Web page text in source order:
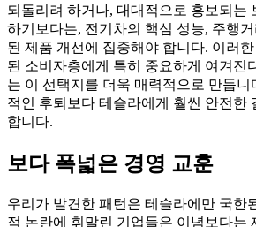
되돌리려 하거나, 대대적으로 홍보되는
하기보다는, 전기차의 핵심 성능, 주행
된 제품 개선에 집중해야 합니다. 이러
된 소비자층에게 특히 중요하게 여겨진
는 이 선택지를 더욱 매력적으로 만듭니
적인 후퇴보다 테슬라에게 훨씬 안전한
합니다.
보다 폭넓은 경영 교훈
우리가 발견한 패턴은 테슬라에만 국한
적 논란에 휘말린 기업들은 이념보다는